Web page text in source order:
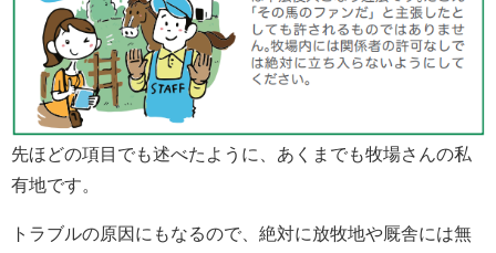
先ほどの項目でも述べたように、あくまでも牧場さんの私
有地です。
トラブルの原因にもなるので、絶対に放牧地や厩舎には無